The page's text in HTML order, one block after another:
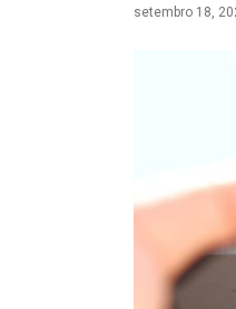
setembro 18,